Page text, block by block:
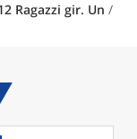
Ragazzi gir. Un /